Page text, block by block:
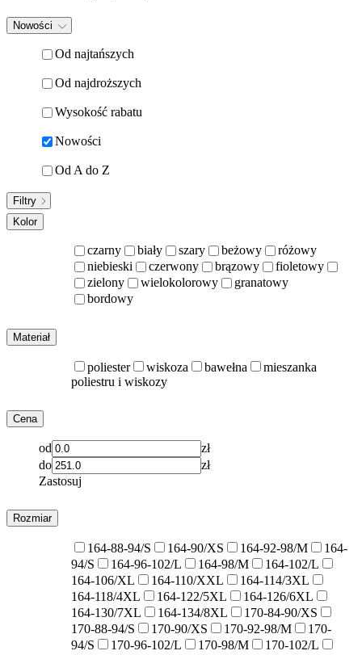
Nowości
Od najtańszych
Od najdroższych
Wysokość rabatu
Nowości
Od A do Z
Filtry
Kolor
czarny biały szary beżowy
różowy
niebieski
czerwony brązowy
fioletowy
zielony
wielokolorowy
granatowy
bordowy
Materiał
poliester wiskoza bawełna
mieszanka
poliestru i wiskozy
Cena
od
zł
do
zł
Zastosuj
Rozmiar
164-88-94/S 164-90/XS 164-92-98/M
164-
94/S
164-96-102/L 164-98/M
164-102/L
164-106/XL
164-110/XXL
164-114/3XL
164-118/4XL
164-122/5XL
164-126/6XL
164-130/7XL
164-134/8XL
170-84-90/XS
170-88-94/S
170-90/XS 170-92-98/M
170-
94/S
170-96-102/L 170-98/M
170-102/L